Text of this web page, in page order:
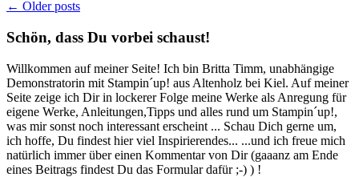
Posts
← Older posts
Schön, dass Du vorbei schaust!
Willkommen auf meiner Seite! Ich bin Britta Timm, unabhängige
Demonstratorin mit Stampin´up! aus Altenholz bei Kiel. Auf meiner
Seite zeige ich Dir in lockerer Folge meine Werke als Anregung für
eigene Werke, Anleitungen,Tipps und alles rund um Stampin´up!,
was mir sonst noch interessant erscheint ... Schau Dich gerne um,
ich hoffe, Du findest hier viel Inspirierendes... ...und ich freue mich
natürlich immer über einen Kommentar von Dir (gaaanz am Ende
eines Beitrags findest Du das Formular dafür ;-) ) !